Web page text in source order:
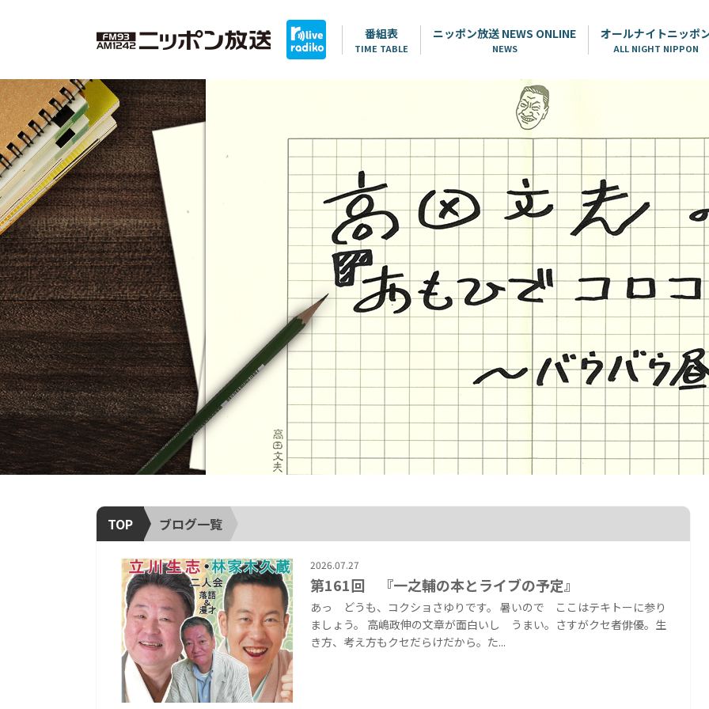
番組表
TIME TABLE
ニッポン放送 NEWS ONLINE
NEWS
オールナイトニッポ
ALL NIGHT NIPPON
TOP ブログ一覧
2026.07.27
第161回 『一之輔の本とライブの予定』
あっ どうも、コクショさゆりです。 暑いので ここはテキトーに参り
ましょう。 高嶋政伸の文章が面白いし うまい。さすがクセ者俳優。生
き方、考え方もクセだらけだから。た...